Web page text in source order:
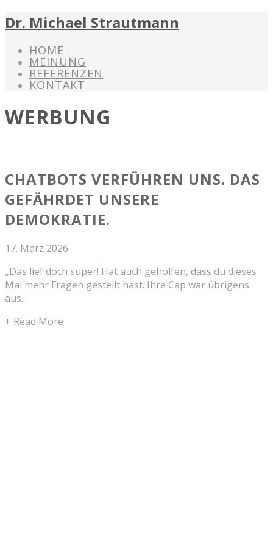
Dr. Michael Strautmann
HOME
MEINUNG
REFERENZEN
KONTAKT
WERBUNG
CHATBOTS VERFÜHREN UNS. DAS
GEFÄHRDET UNSERE
DEMOKRATIE.
17. März 2026
„Das lief doch super! Hat auch geholfen, dass du dieses
Mal mehr Fragen gestellt hast. Ihre Cap war übrigens
aus...
+ Read More